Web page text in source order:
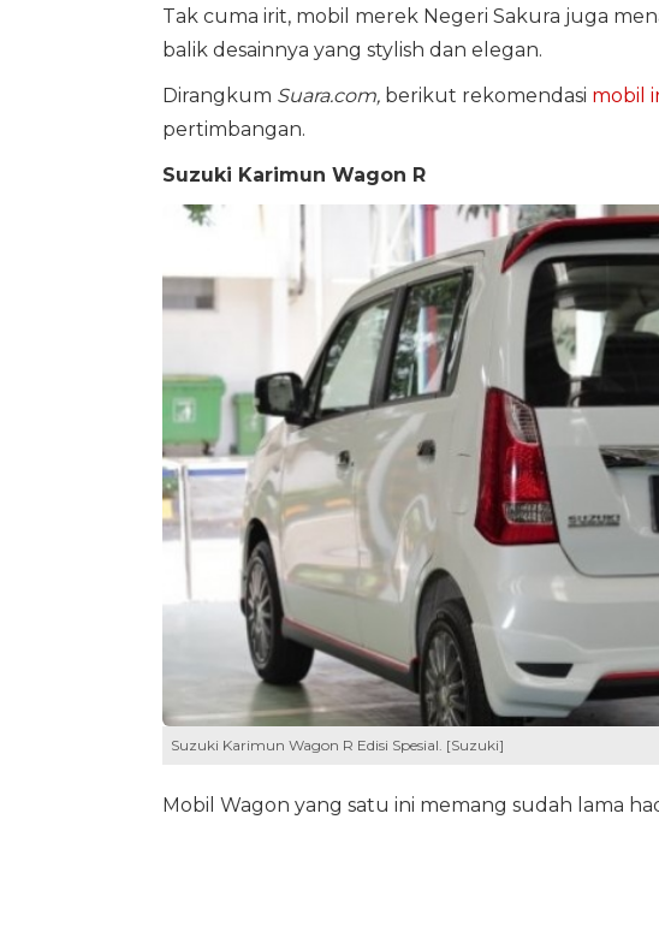
Tak cuma irit, mobil merek Negeri Sakura juga
balik desainnya yang stylish dan elegan.
Dirangkum Suara.com,berikut rekomendasi mobil
pertimbangan.
Suzuki Karimun Wagon R
Suzuki Karimun Wagon R Edisi Spesial. [Suzuki]
Mobil Wagon yang satu ini memang sudah lama